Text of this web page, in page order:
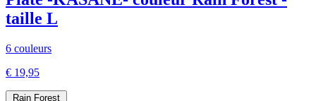
taille L
6 couleurs
€ 19,95
Rain Forest